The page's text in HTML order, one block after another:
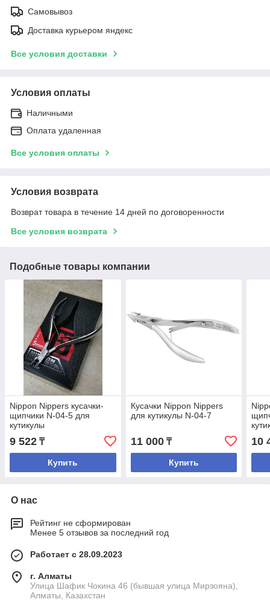
Самовывоз
Доставка курьером яндекс
Все условия доставки
Условия оплаты
Наличными
Оплата удаленная
Все условия оплаты
Условия возврата
Возврат товара в течение 14 дней по договоренности
Все условия возврата
Подобные товары компании
Nippon Nippers кусачки-
щипчики N-04-5 для
кутикулы
9 522 ₸
Купить
Кусачки Nippon Nippers
для кутикулы N-04-7
11 000₸
Купить
10
О нас
Рейтинг не сформирован
Менее 5 отзывов за последний год
Работает с 28.09.2023
г. Алматы
Улица Шафик Чокина 46 (бывшая улица Мирзояна),
Алматы, Казахстан